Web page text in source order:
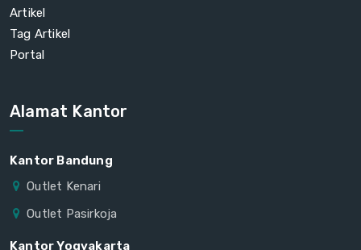
Artikel
Tag Artikel
Portal
Alamat Kantor
Kantor Bandung
Outlet Kenari
Outlet Pasirkoja
Kantor Yogyakarta